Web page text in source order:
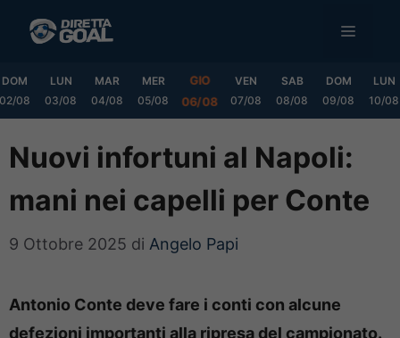
MENU
DOM
02/08
LUN
03/08
MAR
04/08
MER
05/08
GIO
06/08
VEN
07/08
SAB
08/08
DOM
09/08
LUN
10/08
Nuovi infortuni al Napoli:
mani nei capelli per Conte
9 Ottobre 2025 di Angelo Papi
Antonio Conte deve fare i conti con alcune
defezioni importanti alla ripresa del campionato.